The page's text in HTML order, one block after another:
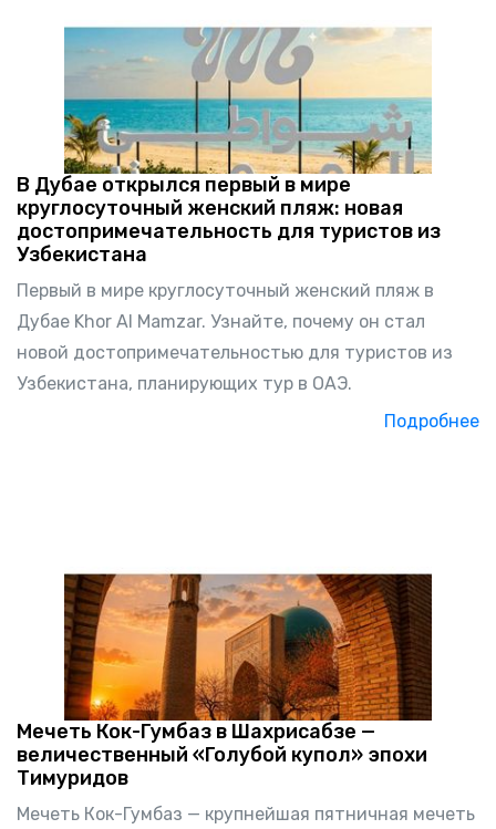
В Дубае открылся первый в мире
круглосуточный женский пляж: новая
достопримечательность для туристов из
Узбекистана
Первый в мире круглосуточный женский пляж в
Дубае Khor Al Mamzar. Узнайте, почему он стал
новой достопримечательностью для туристов из
Узбекистана, планирующих тур в ОАЭ.
Подробнее
Мечеть Кок-Гумбаз в Шахрисабзе —
величественный «Голубой купол» эпохи
Тимуридов
Мечеть Кок-Гумбаз — крупнейшая пятничная мечеть